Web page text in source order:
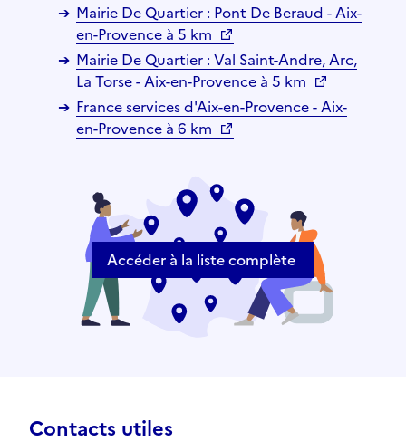
Mairie De Quartier : Pont De Beraud - Aix-
en-Provence à 5 km
Mairie De Quartier : Val Saint-Andre, Arc,
La Torse - Aix-en-Provence à 5 km
France services d'Aix-en-Provence - Aix-
en-Provence à 6 km
Accéder à la liste complète
Contacts utiles